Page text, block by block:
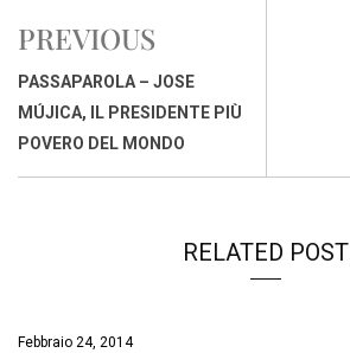
b
o
o
k
s
A
p
p
d
I
n
s
PREVIOUS
PASSAPAROLA – JOSE
MÚJICA, IL PRESIDENTE PIÙ
POVERO DEL MONDO
RELATED POST
Febbraio 24, 2014